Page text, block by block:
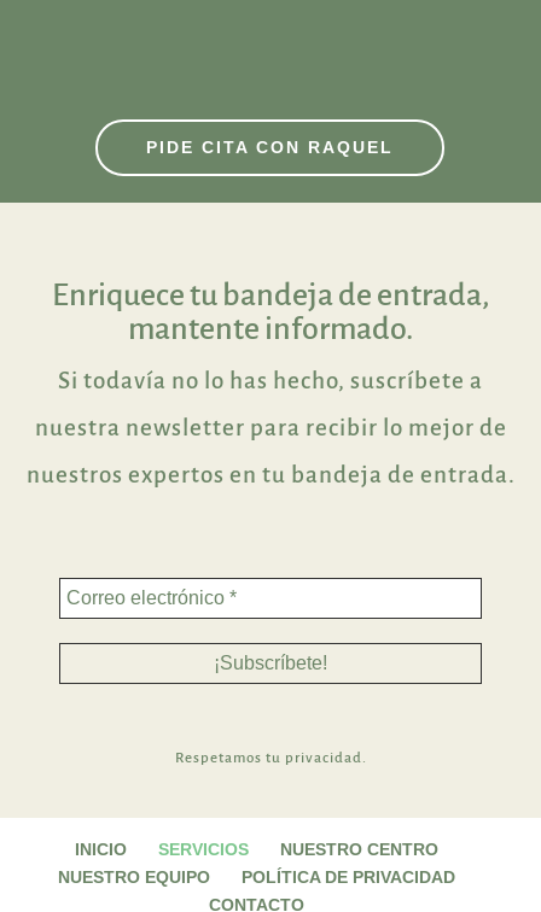
PIDE CITA CON RAQUEL
Enriquece tu bandeja de entrada,
mantente informado.
Si todavía no lo has hecho, suscríbete a
nuestra newsletter para recibir lo mejor de
nuestros expertos en tu bandeja de entrada.
Respetamos tu privacidad.
INICIO SERVICIOS
NUESTRO CENTRO
NUESTRO EQUIPO
POLÍTICA DE PRIVACIDAD
CONTACTO